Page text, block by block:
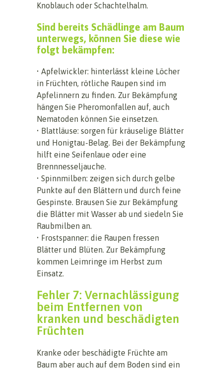
Knoblauch oder Schachtelhalm.
Sind bereits Schädlinge am Baum
unterwegs, können Sie diese wie
folgt bekämpfen:
• Apfelwickler: hinterlässt kleine Löcher
in Früchten, rötliche Raupen sind im
Apfelinnern zu finden. Zur Bekämpfung
hängen Sie Pheromonfallen auf, auch
Nematoden können Sie einsetzen.
• Blattläuse: sorgen für kräuselige Blätter
und Honigtau-Belag. Bei der Bekämpfung
hilft eine Seifenlaue oder eine
Brennnesseljauche.
• Spinnmilben: zeigen sich durch gelbe
Punkte auf den Blättern und durch feine
Gespinste. Brausen Sie zur Bekämpfung
die Blätter mit Wasser ab und siedeln Sie
Raubmilben an.
• Frostspanner: die Raupen fressen
Blätter und Blüten. Zur Bekämpfung
kommen Leimringe im Herbst zum
Einsatz.
Fehler 7: Vernachlässigung
beim Entfernen von
kranken und beschädigten
Früchten
Kranke oder beschädigte Früchte am
Baum aber auch auf dem Boden sind ein